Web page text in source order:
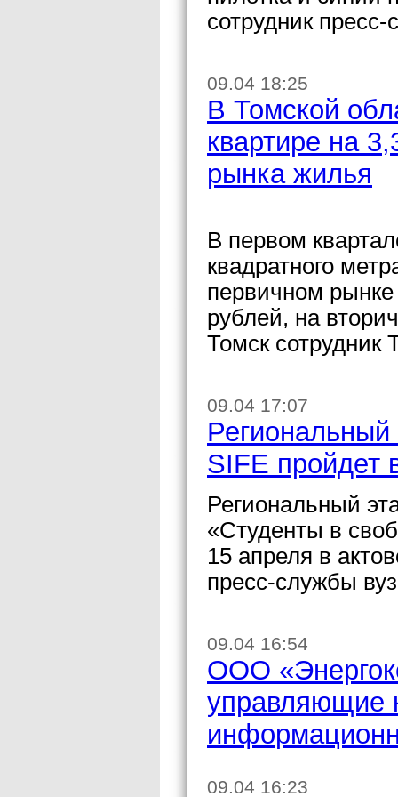
сотрудник
09.04 18:25
В Томской
квартире на
рынка жилья
В первом
квадратного
первичном рынке
рублей, на
Томск сотрудник
09.04 17:07
Региональный
SIFE пройдет
Региональный
«Студенты в
15 апреля в
пресс-службы
09.04 16:54
ООО
управляющие
09.04 16:23